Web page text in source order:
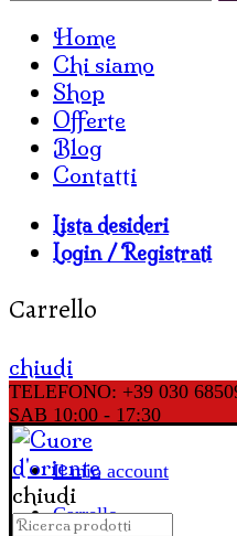
Home
Chi siamo
Shop
Offerte
Blog
Contatti
Lista desideri
Login / Registrati
Carrello
chiudi
TELEFONO: +39 030
SAB 10:00 - 17:30
Il mio account
Carrello
chiudi
Cerca: